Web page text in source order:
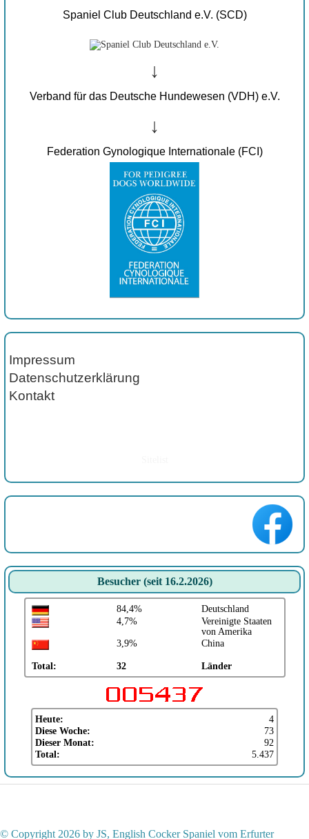
Spaniel Club Deutschland e.V. (SCD)
↓
Verband für das Deutsche Hundewesen (VDH) e.V.
↓
Federation Gynologique Internationale (FCI)
Impressum
Datenschutzerklärung
Kontakt
Besucher (seit 16.2.2026)
84,4%
Deutschland
4,7%
Vereinigte Staaten
von Amerika
3,9%
China
Total: 32 Länder
Heute:
4
Diese Woche:
73
Dieser Monat:
92
Total:
5.437
© Copyright 2026 by JS, English Cocker Spaniel vom Erfurter